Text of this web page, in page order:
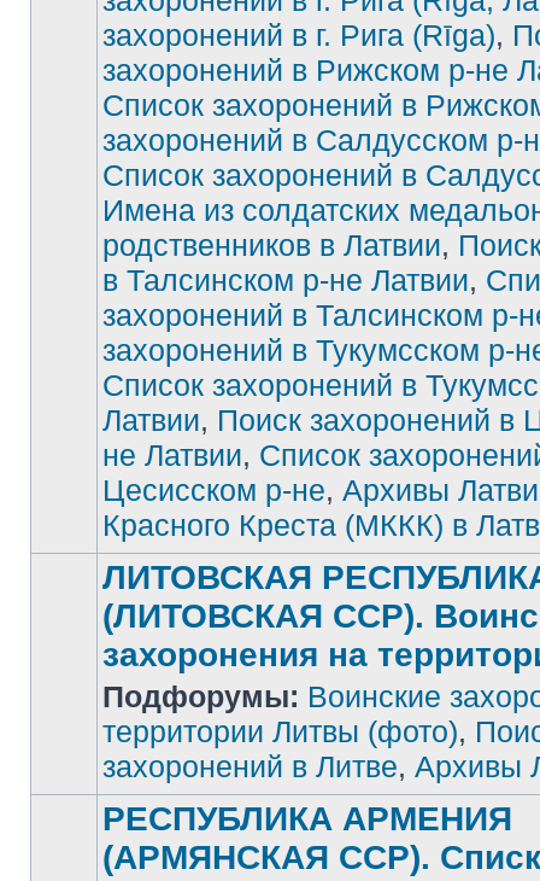
захоронений в г. Рига (Rīga),
захоронений в Рижском р-не
Список захоронений в
захоронений в Салдусском р-
Список захоронений в
Имена из солдатских
родственников в Латвии,
в Талсинском р-не Латвии,
захоронений в Талсинском р-
захоронений в Тукумсском р-
Список захоронений в
Латвии, Поиск захоронений в
не Латвии, Список
Цесисском р-не, Архивы
Красного Креста (МККК) в
Нет
непрочитанных
ЛИТОВСКАЯ
(ЛИТОВСКАЯ ССР).
захоронения на
Подфорумы: Воинские
территории Литвы (фото),
захоронений в Литве, Архивы
РЕСПУБЛИКА АРМЕНИЯ
(АРМЯНСКАЯ ССР).